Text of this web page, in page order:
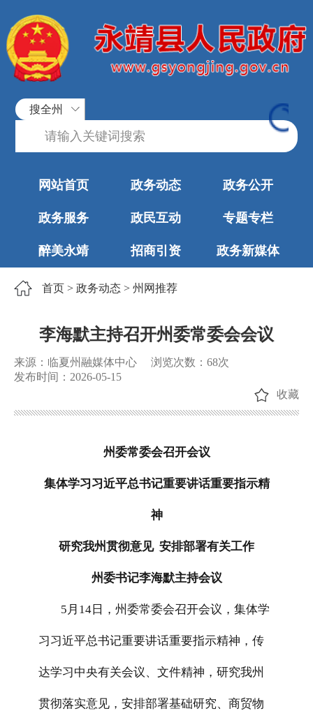
搜全州
网站首页 政务动态 政务公开
政务服务 政民互动 专题专栏
醉美永靖 招商引资 政务新媒体
首页 > 政务动态 > 州网推荐
李海默主持召开州委常委会会议
来源：临夏州融媒体中心 浏览次数： 68次
发布时间：2026-05-15
收藏
州委常委会召开会议
集体学习习近平总书记重要讲话重要指示精
神
研究我州贯彻意见 安排部署有关工作
州委书记李海默主持会议
5月14日，州委常委会召开会议，集体学
习习近平总书记重要讲话重要指示精神，传
达学习中央有关会议、文件精神，研究我州
贯彻落实意见，安排部署基础研究、商贸物